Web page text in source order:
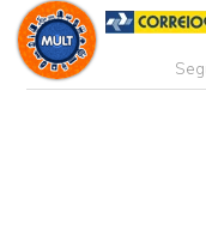
Siga nossas
Redes
Sociais